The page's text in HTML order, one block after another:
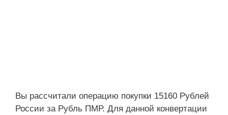
Вы рассчитали операцию покупки 15160 Рублей
России за Рубль ПМР. Для данной конвертации